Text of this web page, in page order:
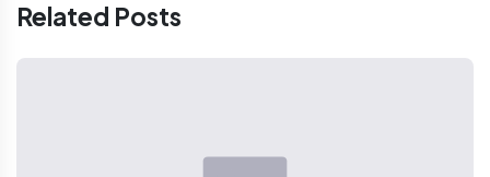
Related Posts